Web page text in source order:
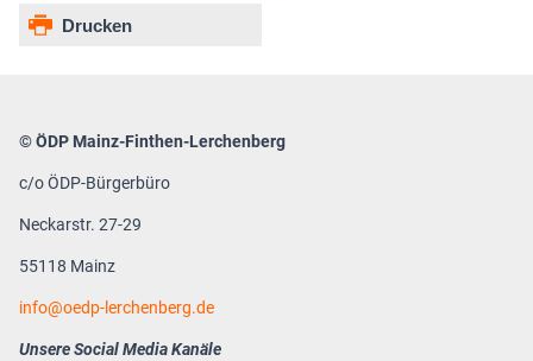
Drucken
© ÖDP Mainz-Finthen-Lerchenberg
c/o ÖDP-Bürgerbüro
Neckarstr. 27-29
55118 Mainz
info oedp-lerchenberg.de
Unsere Social Media Kanäle